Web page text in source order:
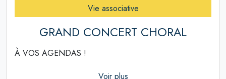
Vie associative
GRAND CONCERT CHORAL
À VOS AGENDAS !
Voir plus